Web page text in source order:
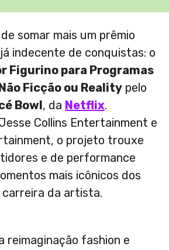
somar mais um prêmio
indecente de conquistas: o
Figurino para Programas
Ficção ou Reality pelo
Bowl, da Netflix.
Collins Entertainment e
o projeto trouxe
e de performance
mais icônicos dos
carreira da artista.
reimaginação fashion e